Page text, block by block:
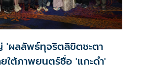
ใต้ภาพยนตร์ชื่อ 'แกะดำ'